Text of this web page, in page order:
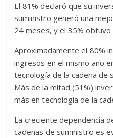
El 81% declaró que su
suministro generó una
24 meses, y el 35%
Aproximadamente el 80%
ingresos en el mismo año
tecnología de la cadena de
Más de la mitad (51%)
más en tecnología de la
La creciente dependencia
cadenas de suministro es